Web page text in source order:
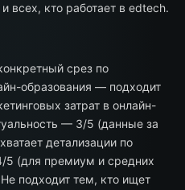
всех, кто работает в edtech.
срез по
образования — подходит
затрат в онлайн-
— 3/5 (данные за
детализации по
(для премиум и средних
подходит тем, кто ищет